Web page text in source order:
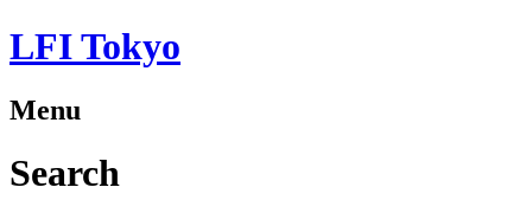
LFI Tokyo
Menu
Search